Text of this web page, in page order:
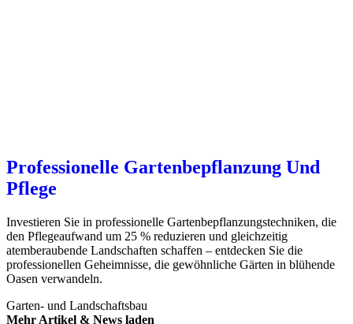
Professionelle Gartenbepflanzung Und
Pflege
Investieren Sie in professionelle Gartenbepflanzungstechniken, die
den Pflegeaufwand um 25 % reduzieren und gleichzeitig
atemberaubende Landschaften schaffen – entdecken Sie die
professionellen Geheimnisse, die gewöhnliche Gärten in blühende
Oasen verwandeln.
Garten- und Landschaftsbau
Mehr Artikel & News laden